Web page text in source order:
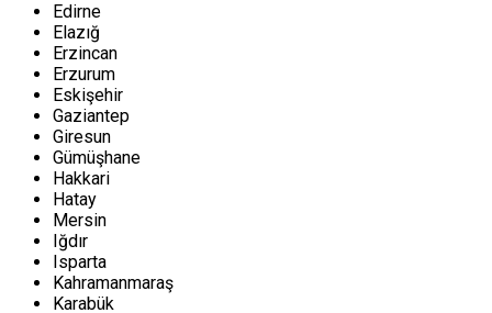
Edirne
Elazığ
Erzincan
Erzurum
Eskişehir
Gaziantep
Giresun
Gümüşhane
Hakkari
Hatay
Mersin
Iğdır
Isparta
Kahramanmaraş
Karabük